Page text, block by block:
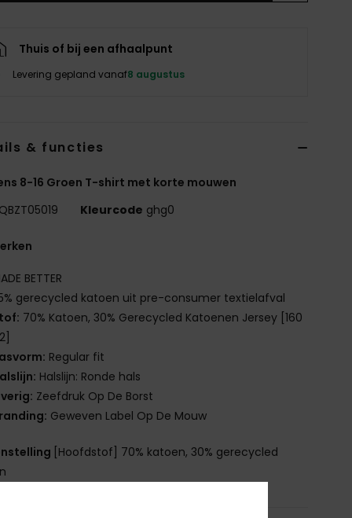
Thuis of bij een afhaalpunt
Levering gepland vanaf8 augustus
& functies
8-16 Groen T-shirt met korte mouwen
Kleurcode ghg0
BETTER
gerecycled katoen uit pre-consumer textielafval
70% Katoen, 30% Gerecycled Katoenen Jersey [160
Regular fit
Halslijn: Ronde hals
Zeefdruk Op De Borst
Geweven Label Op De Mouw
[Hoofdstof] 70% katoen, 30% gerecycled